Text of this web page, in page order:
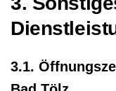
3.1.